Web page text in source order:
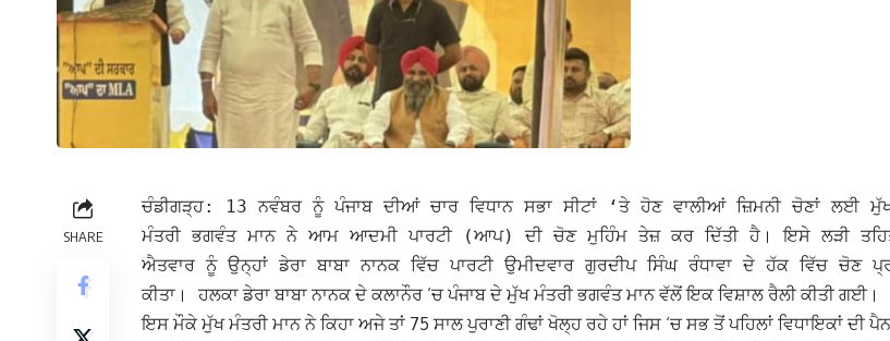
SHARE
ਚੰਡੀਗੜ੍ਹ: 13 ਨਵੰਬਰ ਨੂੰ ਪੰਜਾਬ ਦੀਆਂ ਚਾਰ ਵਿਧਾਨ ਸਭਾ ਸੀਟਾਂ ‘ਤੇ ਹੋਣ ਵਾਲੀਆਂ ਜ਼ਿਮਨੀ ਚੋਣਾਂ ਲਈ
ਮੰਤਰੀ ਭਗਵੰਤ ਮਾਨ ਨੇ ਆਮ ਆਦਮੀ ਪਾਰਟੀ (ਆਪ) ਦੀ ਚੋਣ ਮੁਹਿੰਮ ਤੇਜ਼ ਕਰ ਦਿੱਤੀ ਹੈ। ਇਸੇ ਲੜੀ
ਐਤਵਾਰ ਨੂੰ ਉਨ੍ਹਾਂ ਡੇਰਾ ਬਾਬਾ ਨਾਨਕ ਵਿੱਚ ਪਾਰਟੀ ਉਮੀਦਵਾਰ ਗੁਰਦੀਪ ਸਿੰਘ ਰੰਧਾਵਾ ਦੇ ਹੱਕ ਵਿੱਚ ਚੋਣ
ਕੀਤਾ।ਹਲਕਾ ਡੇਰਾ ਬਾਬਾ ਨਾਨਕ ਦੇ ਕਲਾਨੌਰ ‘ਚ ਪੰਜਾਬ ਦੇ ਮੁੱਖ ਮੰਤਰੀ ਭਗਵੰਤ ਮਾਨ ਵੱਲੋਂ ਇਕ ਵਿਸ਼ਾਲ ਰੈਲੀ ਕੀਤੀ ਗਈ।
ਇਸ ਮੌਕੇ ਮੁੱਖ ਮੰਤਰੀ ਮਾਨ ਨੇ ਕਿਹਾ ਅਜੇ ਤਾਂ 75 ਸਾਲ ਪੁਰਾਣੀ ਗੰਢਾਂ ਖੋਲ੍ਹ ਰਹੇ ਹਾਂ ਜਿਸ ‘ਚ ਸਭ ਤੋਂ ਪਹਿਲਾਂ ਵਿਧਾਇਕਾਂ ਦੀ